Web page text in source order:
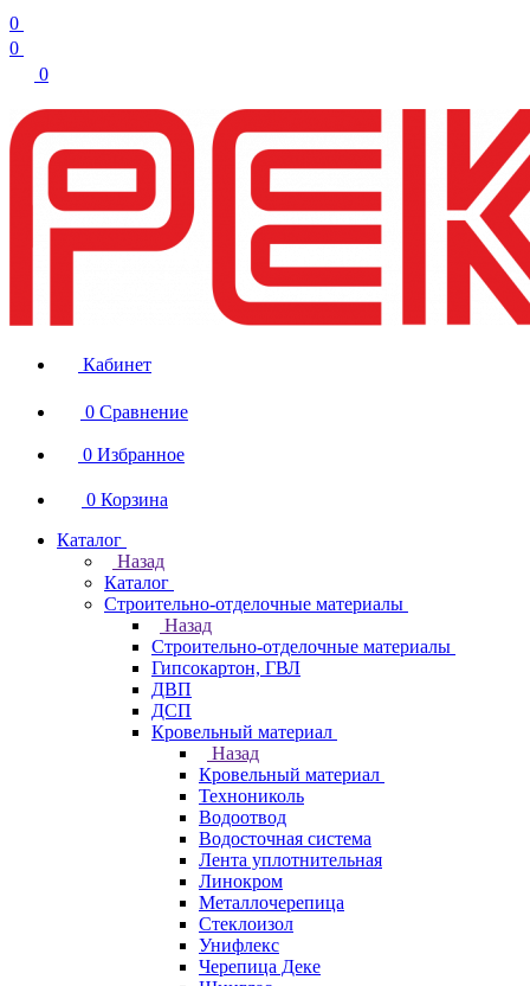
0
0
0
Кабинет
0 Сравнение
0 Избранное
0 Корзина
Каталог
Назад
Каталог
Строительно-отделочные материалы
Назад
Строительно-отделочные материалы
Гипсокартон, ГВЛ
ДВП
ДСП
Кровельный материал
Назад
Кровельный материал
Технониколь
Водоотвод
Водосточная система
Лента уплотнительная
Линокром
Металлочерепица
Стеклоизол
Унифлекс
Черепица Деке